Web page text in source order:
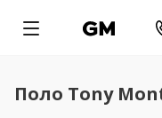
Поло Tony